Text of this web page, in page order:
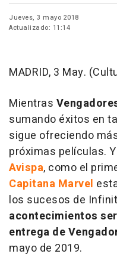
Jueves, 3 mayo 2018
Actualizado: 11:14
MADRID, 3 May.
Mientras
sumando éxitos en
sigue ofreciendo
próximas películas.
Avispa, como el
Capitana Marvel
los sucesos de
acontecimientos
entrega de
mayo de 2019.